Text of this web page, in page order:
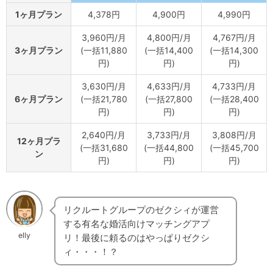
1ヶ月プラン 4,378円 4,900円 4,990円
3ヶ月プラン
3,960円/月
(一括11,880
円)
4,800円/月
(一括14,400
円)
4,767円/月
(一括14,300
円)
6ヶ月プラン
3,630円/月
(一括21,780
円)
4,633円/月
(一括27,800
円)
4,733円/月
(一括28,400
円)
12ヶ月プラ
ン
2,640円/月
(一括31,680
円)
3,733円/月
(一括44,800
円)
3,808円/月
(一括45,700
円)
elly
リクルートグループのゼクシィが運営
する有名な婚活向けマッチングアプ
リ！最後に頼るのはやっぱりゼクシ
ィ・・・！？